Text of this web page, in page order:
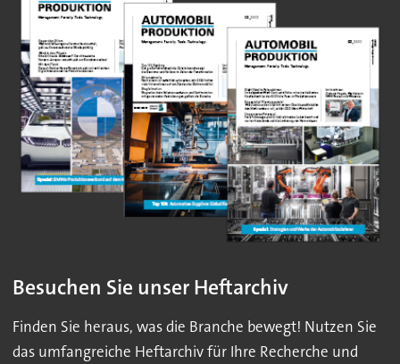
Besuchen Sie unser Heftarchiv
Finden Sie heraus, was die Branche bewegt! Nutzen Sie
das umfangreiche Heftarchiv für Ihre Recherche und